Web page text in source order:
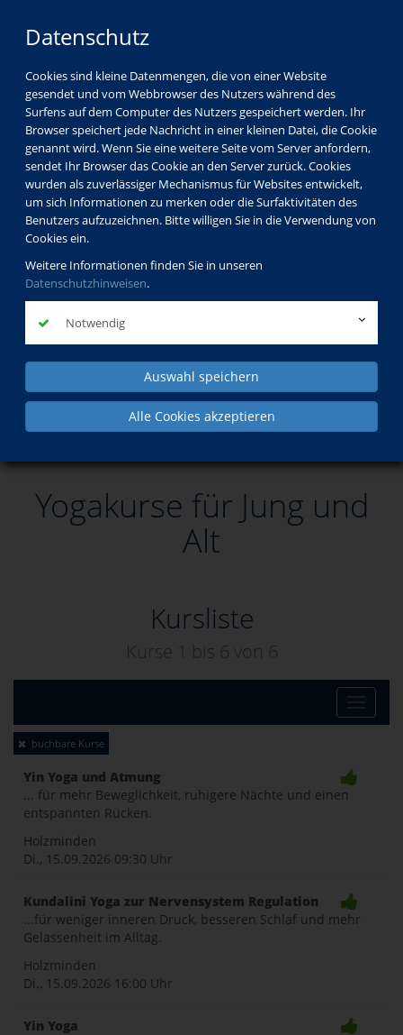
Datenschutz
Cookies sind kleine Datenmengen, die von einer Website
gesendet und vom Webbrowser des Nutzers während des
Surfens auf dem Computer des Nutzers gespeichert werden. Ihr
Browser speichert jede Nachricht in einer kleinen Datei, die Cookie
genannt wird. Wenn Sie eine weitere Seite vom Server anfordern,
sendet Ihr Browser das Cookie an den Server zurück. Cookies
wurden als zuverlässiger Mechanismus für Websites entwickelt,
um sich Informationen zu merken oder die Surfaktivitäten des
Benutzers aufzuzeichnen. Bitte willigen Sie in die Verwendung von
Cookies ein.
Weitere Informationen finden Sie in unseren
Datenschutzhinweisen.
Notwendig
Auswahl speichern
Alle Cookies akzeptieren
Yogakurse für Jung und Alt
Yogakurse für Jung und
Alt
Kursliste
Kurse 1 bis 6 von 6
Toggle
buchbare Kurse
Yin Yoga und Atmung
... für mehr Beweglichkeit, ruhigere Nächte und einen
entspannten Rücken.
Holzminden
Di., 15.09.2026 09:30 Uhr
Kundalini Yoga zur Nervensystem Regulation
...für weniger inneren Druck, besseren Schlaf und mehr
Gelassenheit im Alltag.
Holzminden
Di., 15.09.2026 16:00 Uhr
Yin Yoga